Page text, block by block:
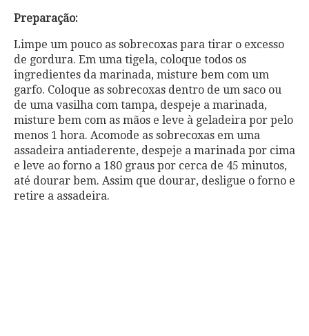
Preparação:
Limpe um pouco as sobrecoxas para tirar o excesso
de gordura. Em uma tigela, coloque todos os
ingredientes da marinada, misture bem com um
garfo. Coloque as sobrecoxas dentro de um saco ou
de uma vasilha com tampa, despeje a marinada,
misture bem com as mãos e leve à geladeira por pelo
menos 1 hora. Acomode as sobrecoxas em uma
assadeira antiaderente, despeje a marinada por cima
e leve ao forno a 180 graus por cerca de 45 minutos,
até dourar bem. Assim que dourar, desligue o forno e
retire a assadeira.